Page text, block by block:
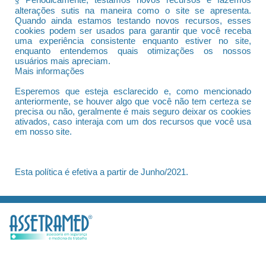
alterações sutis na maneira como o site se apresenta.
Quando ainda estamos testando novos recursos, esses
cookies podem ser usados para garantir que você receba
uma experiência consistente enquanto estiver no site,
enquanto entendemos quais otimizações os nossos
usuários mais apreciam.
Mais informações
Esperemos que esteja esclarecido e, como mencionado
anteriormente, se houver algo que você não tem certeza se
precisa ou não, geralmente é mais seguro deixar os cookies
ativados, caso interaja com um dos recursos que você usa
em nosso site.
Esta política é efetiva a partir de Junho/2021.